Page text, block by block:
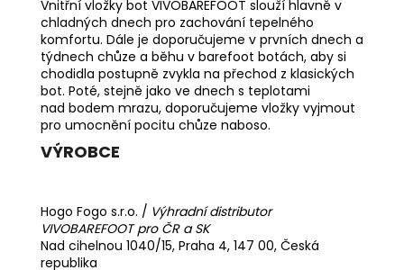
Vnitřní vložky bot VIVOBAREFOOT slouží hlavně v
chladných dnech pro zachování tepelného
komfortu. Dále je doporučujeme v prvních dnech a
týdnech chůze a běhu v barefoot botách, aby si
chodidla postupně zvykla na přechod z klasických
bot. Poté, stejně jako ve dnech s teplotami
nad bodem mrazu, doporučujeme vložky vyjmout
pro umocnění pocitu chůze naboso.
VÝROBCE
Hogo Fogo s.r.o. / Výhradní distributor
VIVOBAREFOOT pro ČR a SK
Nad cihelnou 1040/15, Praha 4, 147 00, Česká
republika